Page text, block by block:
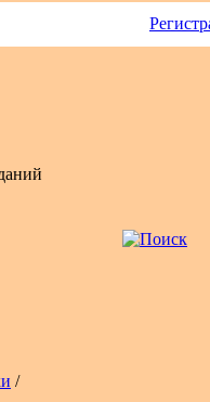
/